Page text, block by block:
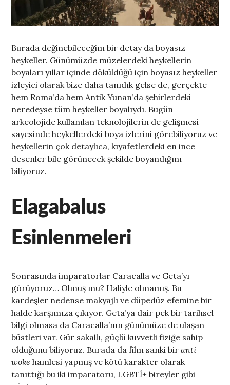
Burada değinebileceğim bir detay da boyasız
heykeller. Günümüzde müzelerdeki heykellerin
boyaları yıllar içinde döküldüğü için boyasız heykeller
izleyici olarak bize daha tanıdık gelse de, gerçekte
hem Roma’da hem Antik Yunan’da şehirlerdeki
neredeyse tüm heykeller boyalıydı. Bugün
arkeolojide kullanılan teknolojilerin de gelişmesi
sayesinde heykellerdeki boya izlerini görebiliyoruz ve
heykellerin çok detaylıca, kıyafetlerdeki en ince
desenler bile görünecek şekilde boyandığını
biliyoruz.
Elagabalus
Esinlenmeleri
Sonrasında imparatorlar Caracalla ve Geta’yı
görüyoruz… Olmuş mu? Haliyle olmamış. Bu
kardeşler nedense makyajlı ve düpedüz efemine bir
halde karşımıza çıkıyor. Geta’ya dair pek bir tarihsel
bilgi olmasa da Caracalla’nın günümüze de ulaşan
büstleri var. Gür sakallı, güçlü kuvvetli fiziğe sahip
olduğunu biliyoruz. Burada da film sanki biranti-
woke hamlesi yapmış ve kötü karakter olarak
tanıttığı bu iki imparatoru, LGBTİ+ bireyler gibi